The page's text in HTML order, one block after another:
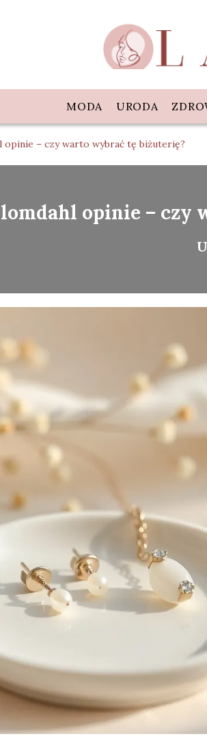
MODA URODA
opinie – czy warto wybrać tę biżuterię?
opinie – czy